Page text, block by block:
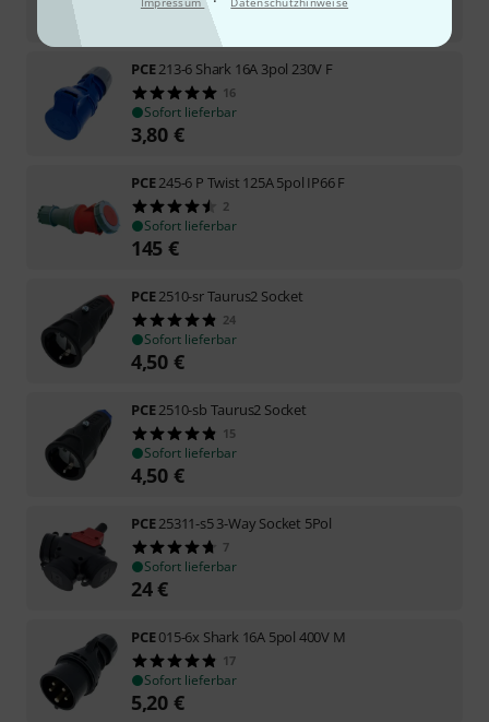
PCE213-6 Shark 16A 3pol 230V F
16
Sofort lieferbar
3,80 €
PCE245-6 P Twist 125A 5pol IP66 F
2
Sofort lieferbar
145 €
PCE2510-sr Taurus2 Socket
24
Sofort lieferbar
4,50 €
PCE2510-sb Taurus2 Socket
15
Sofort lieferbar
4,50 €
PCE25311-s5 3-Way Socket 5Pol
7
Sofort lieferbar
24€
PCE015-6x Shark 16A 5pol 400V M
17
Sofort lieferbar
5,20 €